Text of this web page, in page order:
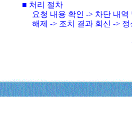
■ 처리 절차
요청 내용 확인 -> 차단 내
해제 -> 조치 결과 회신 ->